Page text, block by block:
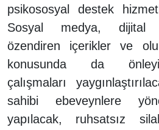
psikososyal destek
Sosyal medya, dijital
özendiren içerikler ve
konusunda da
çalışmaları
sahibi ebeveynlere
yapılacak, ruhsatsız